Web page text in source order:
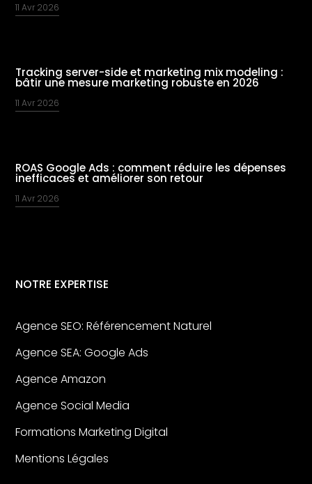
11 Avr 2026
Tracking server-side et marketing mix modeling :
bâtir une mesure marketing robuste en 2026
11 Avr 2026
ROAS Google Ads : comment réduire les dépenses
inefficaces et améliorer son retour
11 Avr 2026
NOTRE EXPERTISE
Agence SEO: Référencement Naturel
Agence SEA: Google Ads
Agence Amazon
Agence Social Media
Formations Marketing Digital
Mentions Légales